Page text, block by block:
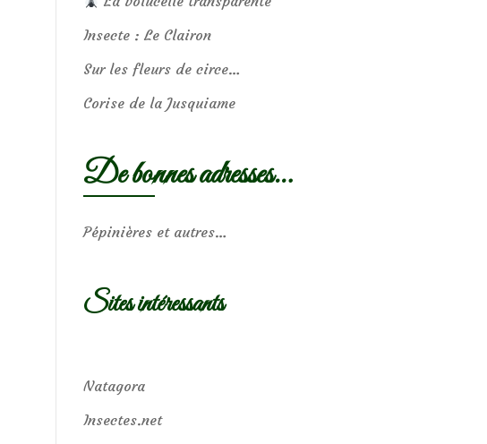
Insecte : Le Clairon
Sur les fleurs de circe…
Corise de la Jusquiame
De bonnes adresses…
Pépinières et autres…
Sites intéressants
Natagora
Insectes.net